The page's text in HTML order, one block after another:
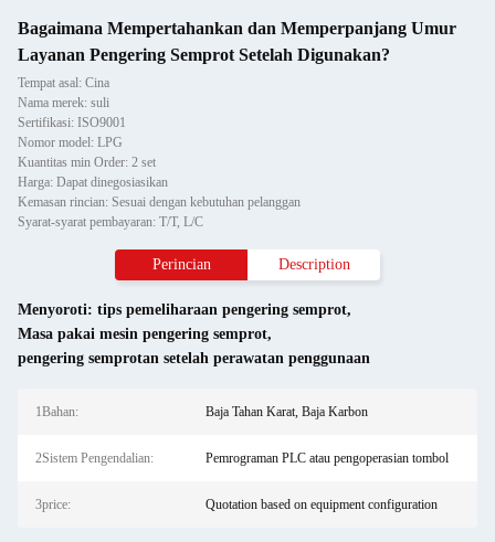
Bagaimana Mempertahankan dan Memperpanjang Umur
Layanan Pengering Semprot Setelah Digunakan?
Tempat asal: Cina
Nama merek: suli
Sertifikasi: ISO9001
Nomor model: LPG
Kuantitas min Order: 2 set
Harga: Dapat dinegosiasikan
Kemasan rincian: Sesuai dengan kebutuhan pelanggan
Syarat-syarat pembayaran: T/T, L/C
Perincian Description
Menyoroti: tips pemeliharaan pengering semprot,
Masa pakai mesin pengering semprot,
pengering semprotan setelah perawatan penggunaan
1Bahan: Baja Tahan Karat, Baja Karbon
2Sistem Pengendalian: Pemrograman PLC atau pengoperasian tombol
3price: Quotation based on equipment configuration